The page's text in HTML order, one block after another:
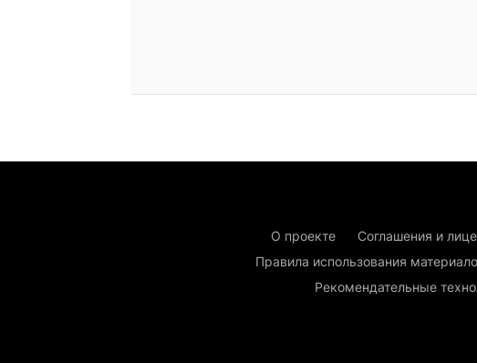
О проекте Соглашения и
Правила использования
Рекомендательные